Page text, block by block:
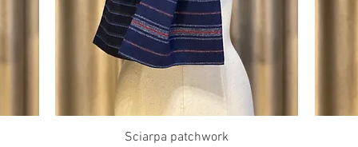
Vista rapida
Sciarpa patchwork